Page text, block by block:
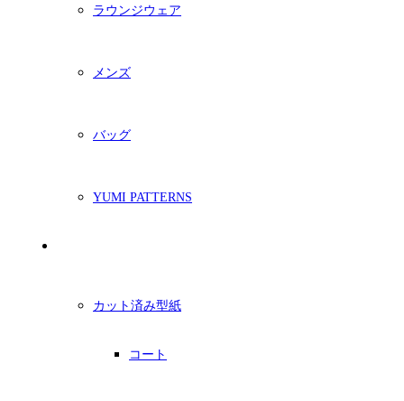
ラウンジウェア
メンズ
バッグ
YUMI PATTERNS
カット済み型紙
コート